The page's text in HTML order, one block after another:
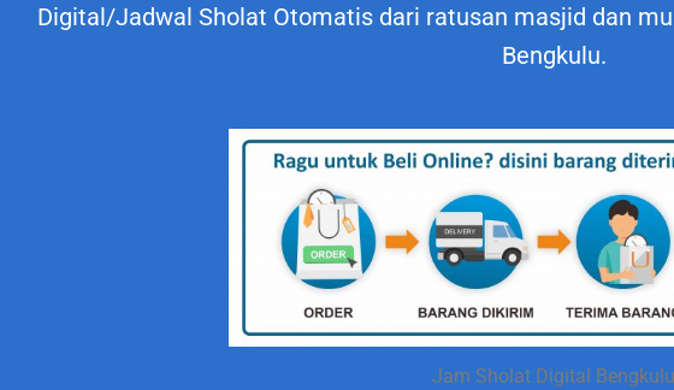
Digital/Jadwal Sholat Otomatis dari ratusan masjid dan
Bengkulu.
Jam Sholat Digital Bengkulu